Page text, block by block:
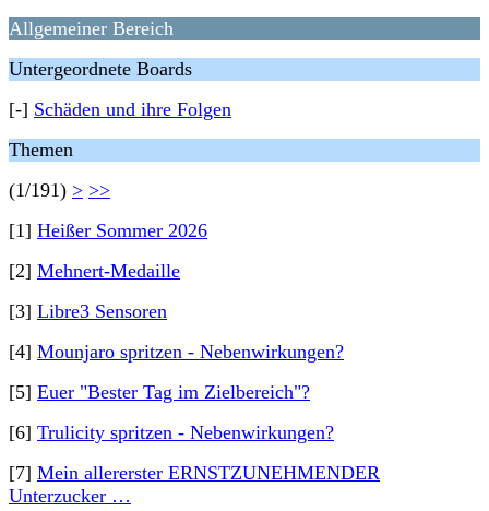
Allgemeiner Bereich
Untergeordnete Boards
[-] Schäden und ihre Folgen
Themen
(1/191) > >>
[1] Heißer Sommer 2026
[2] Mehnert-Medaille
[3] Libre3 Sensoren
[4] Mounjaro spritzen - Nebenwirkungen?
[5] Euer "Bester Tag im Zielbereich"?
[6] Trulicity spritzen - Nebenwirkungen?
[7] Mein allererster ERNSTZUNEHMENDER
Unterzucker …